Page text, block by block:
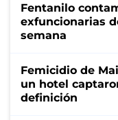
Fentanilo
exfuncionarias
semana
Femicidio de
un hotel
definición